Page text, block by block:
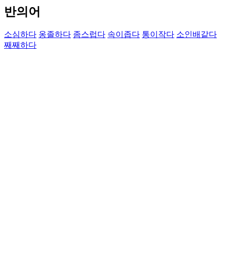
반의어
소심하다 옹졸하다 좀스럽다 속이좁다 통이작다 소인배같다
째째하다